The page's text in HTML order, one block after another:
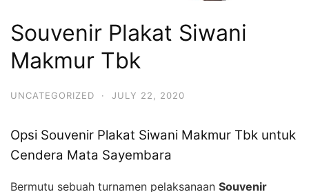
Souvenir Plakat Siwani
Makmur Tbk
UNCATEGORIZED · JULY 22, 2020
Opsi Souvenir Plakat Siwani Makmur Tbk untuk
Cendera Mata Sayembara
Bermutu sebuah turnamen pelaksanaan Souvenir